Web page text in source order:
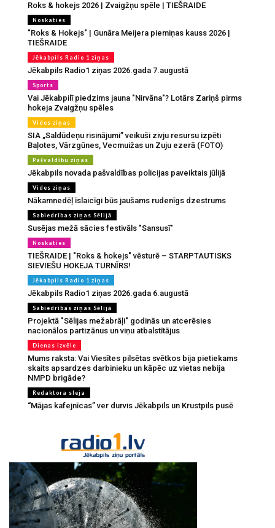
Roks & hokejs 2026 | Zvaigžņu spēle | TIEŠRAIDE
Noskaties
"Roks & Hokejs" | Gunāra Meijera piemiņas kauss 2026 |
TIEŠRAIDE
Jēkabpils Radio 1 ziņas
Jēkabpils Radio1 ziņas 2026.gada 7.augustā
Sports
Vai Jēkabpilī piedzims jauna "Nirvāna"? Lotārs Zariņš pirms
hokeja Zvaigžņu spēles
Vides ziņas
SIA „Saldūdeņu risinājumi” veikuši zivju resursu izpēti
Baļotes, Vārzgūnes, Vecmuižas un Zuju ezerā (FOTO)
Pašvaldību ziņas
Jēkabpils novada pašvaldības policijas paveiktais jūlijā
Vides ziņas
Nākamnedēļ īslaicīgi būs jaušams rudenīgs dzestrums
Sabiedrības ziņas Sēlijā
Susējas mežā sācies festivāls "Sansusī"
Noskaties
TIEŠRAIDE | "Roks & hokejs" vēsturē – STARPTAUTISKS
SIEVIEŠU HOKEJA TURNĪRS!
Jēkabpils Radio 1 ziņas
Jēkabpils Radio1 ziņas 2026.gada 6.augustā
Sabiedrības ziņas Sēlijā
Projektā "Sēlijas mežabrāļi" godinās un atcerēsies
nacionālos partizānus un viņu atbalstītājus
Dienas izvēle
Mums raksta: Vai Viesītes pilsētas svētkos bija pietiekams
skaits apsardzes darbinieku un kāpēc uz vietas nebija
NMPD brigāde?
Redaktora sleja
“Mājas kafejnīcas” ver durvis Jēkabpils un Krustpils pusē